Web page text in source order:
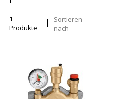
1
Produkte
Sortieren
nach